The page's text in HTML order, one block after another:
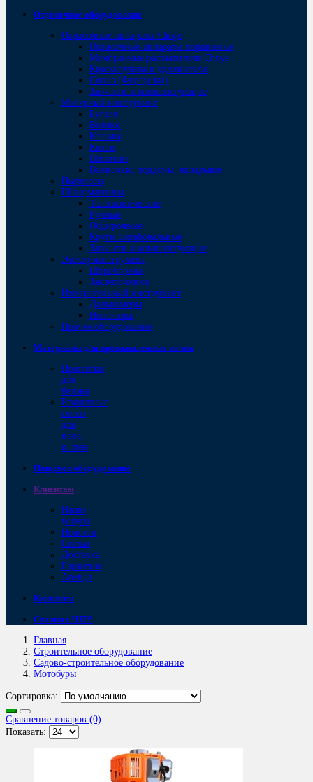
Отделочное оборудование
Окрасочные аппараты Chnye
Окрасочные аппараты поршневые
Мембранные распылители Chnye
Краскопульты и удлинители
Сопла (Форсунки)
Запчасти и комплектующие
Малярный инструмент
Бугели
Валики
Кельмы
Кисти
Шпатели
Ванночки, поддоны, вкладыши
Пылесосы
Шлифмашины
Телескопические
Ручные
Обдирочные
Круги шлифовальные
Запчасти и комплектующие
Электроинструмент
Штроборезы
Заклепочники
Измерительный инструмент
Дальномеры
Нивелиры
Прочее оборудование
Материалы для промышленных полов
Пропитки
для
бетона
Ремонтные
смеси
для
пола
и стен
Пищевое оборудование
Клиентам
Наши
услуги
Новости
Статьи
Доставка
Гарантии
Аренда
Контакты
Станки с ЧПУ
Главная
Строительное оборудование
Садово-строительное оборудование
Мотобуры
Сортировка:
Сравнение товаров (0)
Показать: